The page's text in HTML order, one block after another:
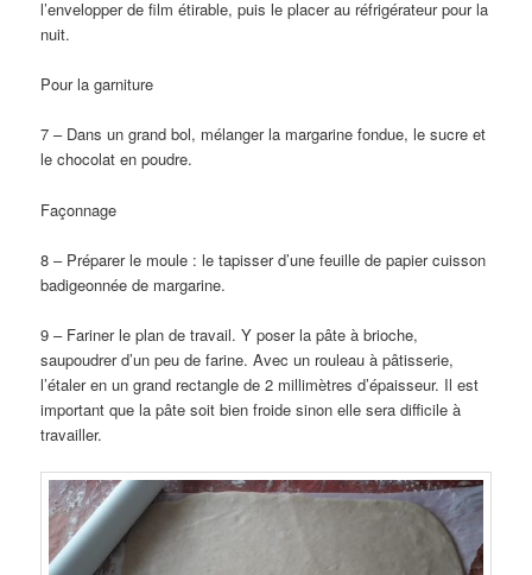
l’envelopper de film étirable, puis le placer au réfrigérateur pour la
nuit.
Pour la garniture
7 – Dans un grand bol, mélanger la margarine fondue, le sucre et
le chocolat en poudre.
Façonnage
8 – Préparer le moule : le tapisser d’une feuille de papier cuisson
badigeonnée de margarine.
9 – Fariner le plan de travail. Y poser la pâte à brioche,
saupoudrer d’un peu de farine. Avec un rouleau à pâtisserie,
l’étaler en un grand rectangle de 2 millimètres d’épaisseur. Il est
important que la pâte soit bien froide sinon elle sera difficile à
travailler.